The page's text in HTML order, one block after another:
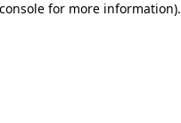
for more information).